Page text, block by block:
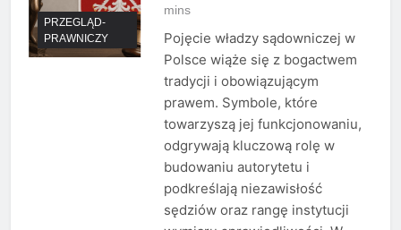
PRZEGLĄD-
PRAWNICZY
mins
Pojęcie władzy sądowniczej w
Polsce wiąże się z bogactwem
tradycji i obowiązującym
prawem. Symbole, które
towarzyszą jej funkcjonowaniu,
odgrywają kluczową rolę w
budowaniu autorytetu i
podkreślają niezawisłość
sędziów oraz rangę instytucji